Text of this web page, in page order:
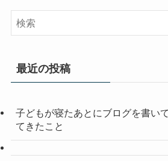
最近の投稿
子どもが寝たあとにブログを書い
てきたこと